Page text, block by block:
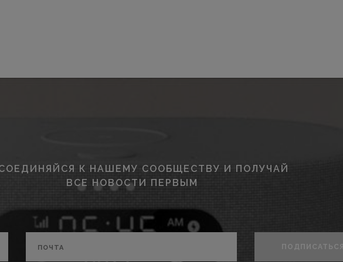
К НАШЕМУ СООБЩЕСТВУ И ПОЛУЧАЙ
ВСЕ НОВОСТИ ПЕРВЫМ
ПОДПИСАТЬСЯ